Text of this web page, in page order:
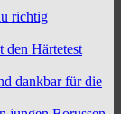
richtig
den Härtetest
dankbar für die